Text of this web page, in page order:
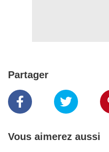
Partager
Vous aimerez aussi